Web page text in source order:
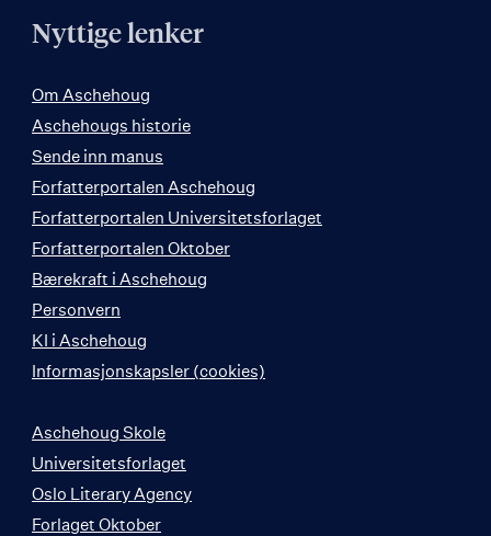
Nyttige lenker
Om Aschehoug
Aschehougs historie
Sende inn manus
Forfatterportalen Aschehoug
Forfatterportalen Universitetsforlaget
Forfatterportalen Oktober
Bærekraft i Aschehoug
Personvern
KI i Aschehoug
Informasjonskapsler (cookies)
Aschehoug Skole
Universitetsforlaget
Oslo Literary Agency
Forlaget Oktober